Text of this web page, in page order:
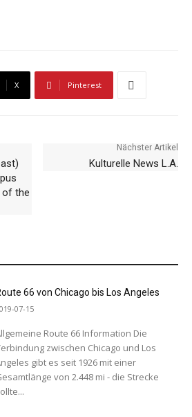
X Pinterest
of the
Nächster Artikel
Kulturelle News L.A.
66 von Chicago bis Los Angeles
07-15
Route 66 Information Die
zwischen Chicago und Los
gibt es seit 1926 mit einer
von 2.448 mi - die Strecke